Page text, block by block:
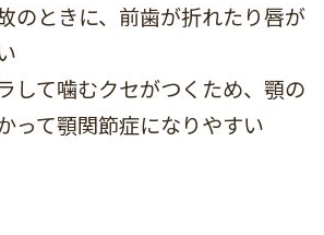
のときに、前歯が折れたり唇が
して噛むクセがつくため、顎の
って顎関節症になりやすい